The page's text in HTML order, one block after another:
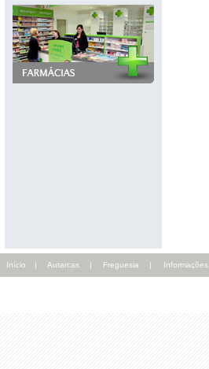
Início | Autarcas | Freguesia | Informações